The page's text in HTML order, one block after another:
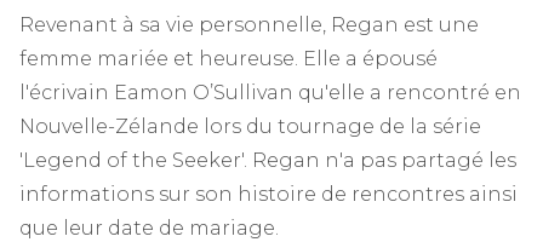
Revenant à sa vie personnelle, Regan est une
femme mariée et heureuse. Elle a épousé
l'écrivain Eamon O’Sullivan qu'elle a rencontré en
Nouvelle-Zélande lors du tournage de la série
'Legend of the Seeker'. Regan n'a pas partagé les
informations sur son histoire de rencontres ainsi
que leur date de mariage.